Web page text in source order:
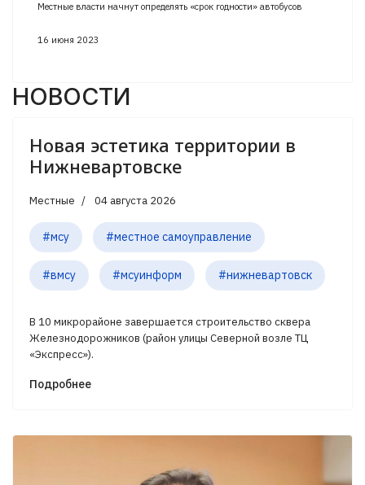
Местные власти начнут определять «срок годности» автобусов
16 июня 2023
НОВОСТИ
Новая эстетика территории в
Нижневартовске
Местные 04 августа 2026
#мсу #местное самоуправление
#вмсу #мсуинформ #нижневартовск
В 10 микрорайоне завершается строительство сквера
Железнодорожников (район улицы Северной возле ТЦ
«Экспресс»).
Подробнее